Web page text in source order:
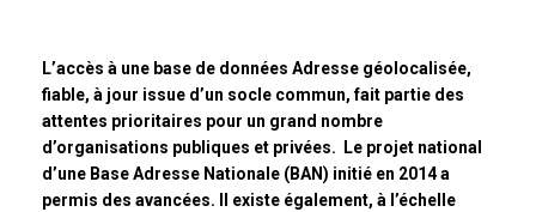
L’accès à une base de données Adresse géolocalisée,
fiable, à jour issue d’un socle commun, fait partie des
attentes prioritaires pour un grand nombre
d’organisations publiques et privées. Le projet national
d’une Base Adresse Nationale (BAN) initié en 2014 a
permis des avancées. Il existe également, à l’échelle